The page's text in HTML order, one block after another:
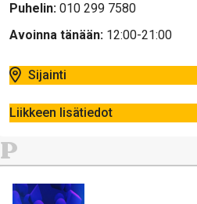
Puhelin: 010 299 7580
Avoinna tänään: 12:00-21:00
Sijainti
Liikkeen lisätiedot
P